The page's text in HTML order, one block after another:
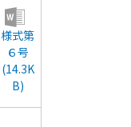
様式第
６号
(14.3K
B)